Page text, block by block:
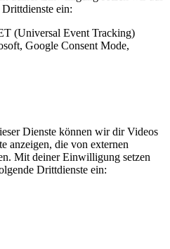
ein:
(Universal Event Tracking)
Google Consent Mode,
Dienste können wir dir Videos
anzeigen, die von externen
Mit deiner Einwilligung setzen
Drittdienste ein: